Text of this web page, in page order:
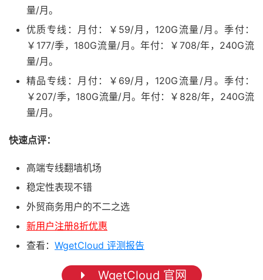
量/月。
优质专线：月付：￥59/月，120G流量/月。季付：
￥177/季，180G流量/月。年付：￥708/年，240G流
量/月。
精品专线：月付：￥69/月，120G流量/月。季付：
￥207/季，180G流量/月。年付：￥828/年，240G流
量/月。
快速点评：
高端专线翻墙机场
稳定性表现不错
外贸商务用户的不二之选
新用户注册8折优惠
查看： WgetCloud 评测报告
WgetCloud 官网